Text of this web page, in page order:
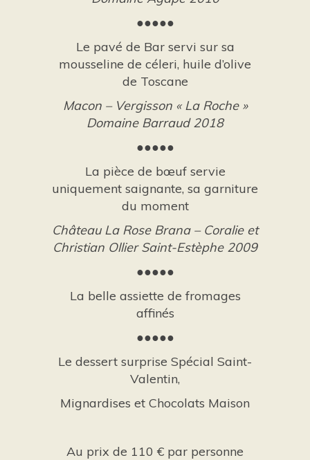
●●●●●
Le pavé de Bar servi sur sa
mousseline de céleri, huile d’olive
de Toscane
Macon – Vergisson « La Roche »
Domaine Barraud 2018
●●●●●
La pièce de bœuf servie
uniquement saignante, sa garniture
du moment
Château La Rose Brana – Coralie et
Christian Ollier Saint-Estèphe 2009
●●●●●
La belle assiette de fromages
affinés
●●●●●
Le dessert surprise Spécial Saint-
Valentin,
Mignardises et Chocolats Maison
Au prix de 110 € par personne